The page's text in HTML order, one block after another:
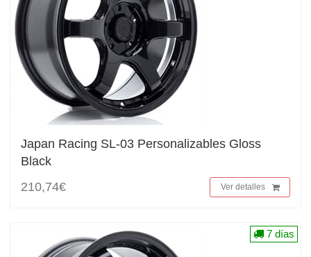
Japan Racing SL-03 Personalizables Gloss
Black
210,74€
Ver detalles
7 días